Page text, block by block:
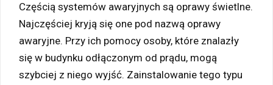
Częścią systemów awaryjnych są oprawy świetlne.
Najczęściej kryją się one pod nazwą oprawy
awaryjne. Przy ich pomocy osoby, które znalazły
się w budynku odłączonym od prądu, mogą
szybciej z niego wyjść. Zainstalowanie tego typu